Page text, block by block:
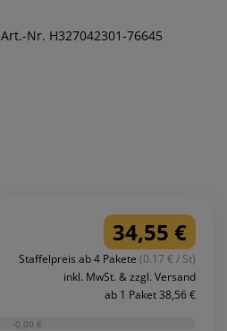
Art.-Nr. H327042301-76645
34,55 €
Staffelpreis ab 4 Pakete (0.17 € / St)
inkl. MwSt. & zzgl. Versand
ab 1 Paket 38,56 €
-0,00 €